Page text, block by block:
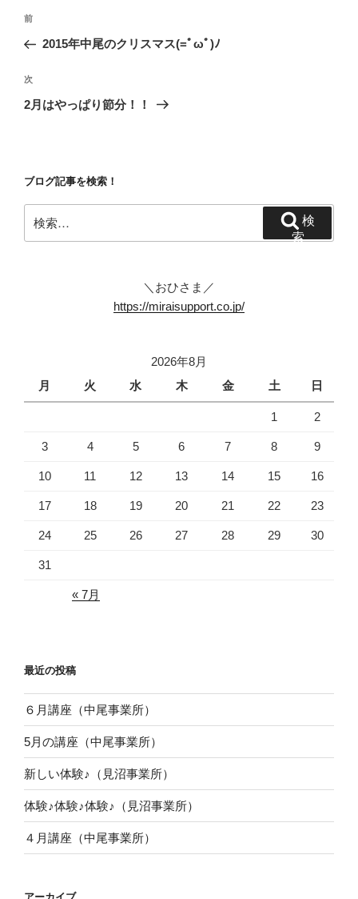
投
ナ
ビ
ゲ
ン
前
の
稿
前
2015年中尾のクリスマス(=ﾟωﾟ)ﾉ
次
の
次
2月はやっぱり節分！！
ブログ記事を検索！
索:
索
＼おひさま／
https://miraisupport.co.jp/
2026年8月
月
火 水 木 金 土 日
1 2
3 4 5 6 7 8 9
10 11 12 13 14 15 16
17 18 19 20 21 22 23
24 25 26 27 28 29 30
31
« 7月
最近の投稿
６月講座（中尾事業所）
5月の講座（中尾事業所）
新しい体験♪（見沼事業所）
体験♪体験♪体験♪（見沼事業所）
４月講座（中尾事業所）